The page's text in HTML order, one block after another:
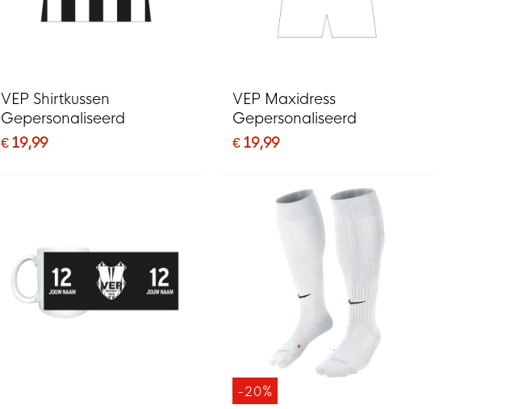
VEP Shirtkussen
Gepersonaliseerd
€ 19,99
VEP Maxidress
Gepersonaliseerd
€ 19,99
-20%